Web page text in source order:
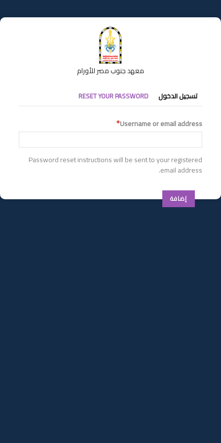
إلى
المحتوى
معهد جنوب مصر للأورام
التبويبات
الأساسية
تسجيل الدخول RESET YOUR PASSWORD
Username or email address
Password reset instructions will be sent to your registered
email address.